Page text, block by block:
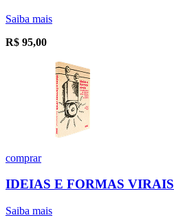
Saiba mais
R$ 95,00
comprar
IDEIAS E FORMAS VIRAIS
Saiba mais